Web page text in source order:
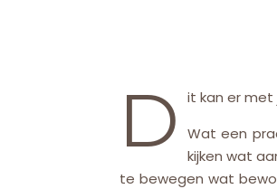
D
it kan er met
Wat een
kijken wat
te bewegen wat